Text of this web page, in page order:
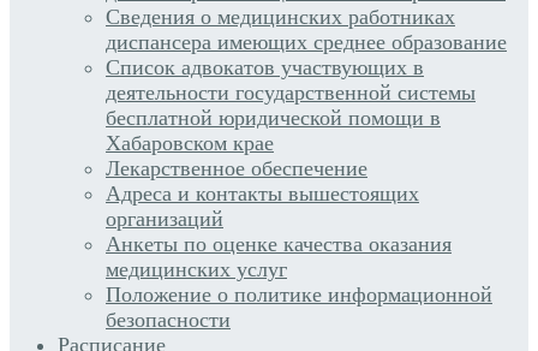
Сведения о медицинских работниках
диспансера имеющих среднее образование
Список адвокатов участвующих в
деятельности государственной системы
бесплатной юридической помощи в
Хабаровском крае
Лекарственное обеспечение
Адреса и контакты вышестоящих
организаций
Анкеты по оценке качества оказания
медицинских услуг
Положение о политике информационной
безопасности
Расписание